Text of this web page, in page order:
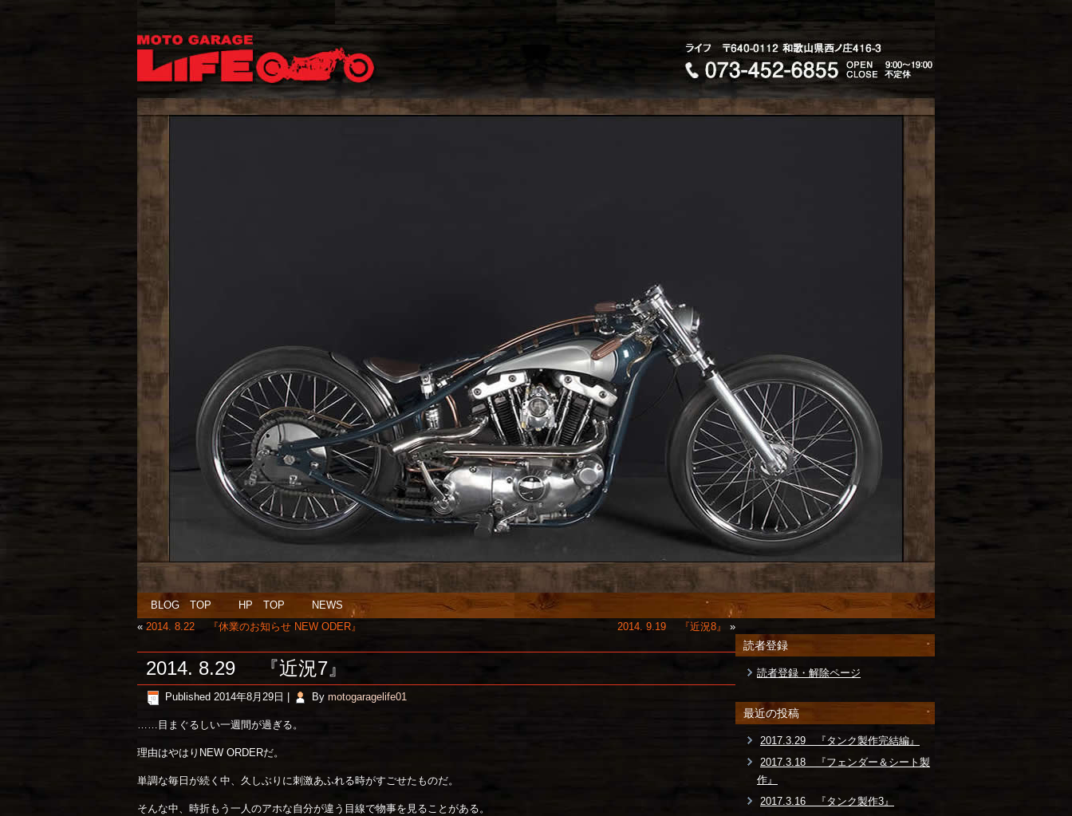
BLOG TOP HP TOP
NEWS
« 2014. 8.22 『休業のお知らせ NEW ODER』 2014. 9.19 『近況8』 »
2014. 8.29 『近況7』
Published 2014年8月29日 By motogaragelife01
……目まぐるしい一週間が過ぎる。
理由はやはりNEW ORDERだ。
単調な毎日が続く中、久しぶりに刺激あふれる時がすごせたものだ。
そんな中、時折もう一人のアホな自分が違う目線で物事を見ることがある。
読者登録
読者登録・解除ページ
最近の投稿
2017.3.29 『タンク製作完結編』
2017.3.18 『フェンダー＆シート製
作』
2017.3.16 『タンク製作3』